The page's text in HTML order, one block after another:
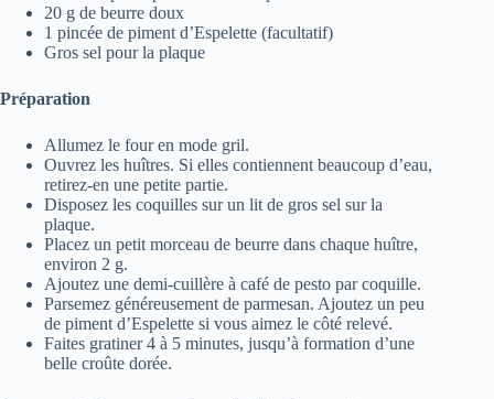
20 g de beurre doux
1 pincée de piment d’Espelette (facultatif)
Gros sel pour la plaque
Préparation
Allumez le four en mode gril.
Ouvrez les huîtres. Si elles contiennent beaucoup d’eau,
retirez-en une petite partie.
Disposez les coquilles sur un lit de gros sel sur la
plaque.
Placez un petit morceau de beurre dans chaque huître,
environ 2 g.
Ajoutez une demi-cuillère à café de pesto par coquille.
Parsemez généreusement de parmesan. Ajoutez un peu
de piment d’Espelette si vous aimez le côté relevé.
Faites gratiner 4 à 5 minutes, jusqu’à formation d’une
belle croûte dorée.